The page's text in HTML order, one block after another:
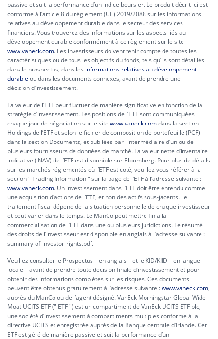
passive et suit la performance d’un indice boursier. Le produit décrit ici est
conforme à l’article 8 du règlement (UE) 2019/2088 sur les informations
relatives au développement durable dans le secteur des services
financiers. Vous trouverez des informations sur les aspects liés au
développement durable conformément à ce règlement sur le site
www.vaneck.com. Les investisseurs doivent tenir compte de toutes les
caractéristiques ou de tous les objectifs du fonds, tels qu’ils sont détaillés
dans le prospectus, dans les informations relatives au développement
durable ou dans les documents connexes, avant de prendre une
décision d’investissement.
La valeur de l’ETF peut fluctuer de manière significative en fonction de la
stratégie d’investissement. Les positions de l’ETF sont communiquées
chaque jour de négociation sur le site www.vaneck.comdans la section
Holdings de l’ETF et selon le fichier de composition de portefeuille (PCF)
dans la section Documents, et publiées par l’intermédiaire d’un ou de
plusieurs fournisseurs de données de marché. La valeur nette d’inventaire
indicative (iNAV) de l’ETF est disponible sur Bloomberg. Pour plus de détails
sur les marchés réglementés où l’ETF est coté, veuillez vous référer à la
section " Trading Information " sur la page de l’ETF à l’adresse suivante :
www.vaneck.com. Un investissement dans l’ETF doit être entendu comme
une acquisition d’actions de l’ETF, et non des actifs sous-jacents. Le
traitement fiscal dépend de la situation personnelle de chaque investisseur
et peut varier dans le temps. Le ManCo peut mettre fin à la
commercialisation de l’ETF dans une ou plusieurs juridictions. Le résumé
des droits de l’investisseur est disponible en anglais à l’adresse suivante :
summary-of-investor-rights.pdf.
Veuillez consulter le Prospectus – en anglais – et le KID/KIID – en langue
locale – avant de prendre toute décision finale d’investissement et pour
obtenir des informations complètes sur les risques. Ces documents
peuvent être obtenus gratuitement à l’adresse suivante :www.vaneck.com,
auprès du ManCo ou de l’agent désigné. VanEck Morningstar Global Wide
Moat UCITS ETF (" ETF ") est un compartiment de VanEck UCITS ETF plc,
une société d’investissement à compartiments multiples conforme à la
directive UCITS et enregistrée auprès de la Banque centrale d’Irlande. Cet
ETF est géré de manière passive et suit la performance d’un